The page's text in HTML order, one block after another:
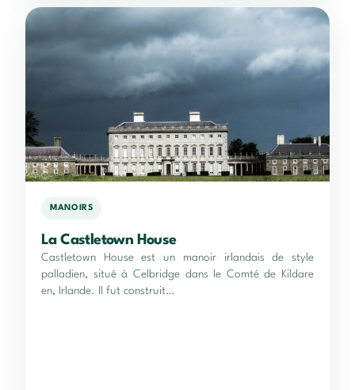
MANOIRS
La Castletown House
Castletown House est un manoir irlandais de style
palladien, situé à Celbridge dans le Comté de Kildare
en, Irlande. Il fut construit…